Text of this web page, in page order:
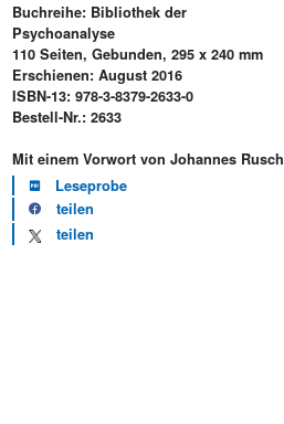
Buchreihe: Bibliothek der
Psychoanalyse
110 Seiten, Gebunden, 295 x 240 mm
Erschienen: August 2016
ISBN-13: 978-3-8379-2633-0
Bestell-Nr.: 2633
Mit einem Vorwort von Johannes Rusch
Leseprobe
teilen
teilen